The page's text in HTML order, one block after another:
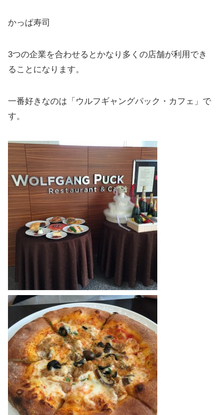
かっぱ寿司
3つの企業を合わせるとかなり多くの店舗が利用でき
ることになります。
一番好きなのは「ウルフギャングパック・カフェ」で
す。